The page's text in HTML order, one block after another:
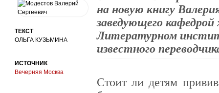
ТЕКСТ
ОЛЬГА КУЗЬМИНА
ИСТОЧНИК
Вечерняя Москва
на новую книгу
заведующего кафедрой
Литературном
известного
Стоит ли детям